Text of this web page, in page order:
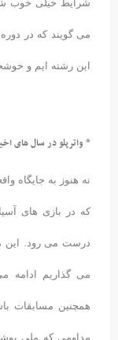
شرایط خیلی خوب
می گویند که در
این رشته ایم و
* واترپلو در سال های
نه هنوز به جایگاه
که در بازی های
درست می رود. این
می گذاریم ادامه
همچنین مسابقات
مداومی که ملی